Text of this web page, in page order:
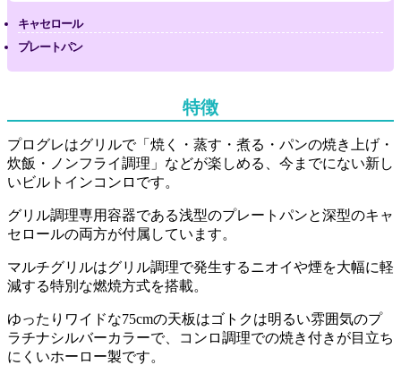
キャセロール
プレートパン
特徴
プログレはグリルで「焼く・蒸す・煮る・パンの焼き上げ・
炊飯・ノンフライ調理」などが楽しめる、今までにない新し
いビルトインコンロです。
グリル調理専用容器である浅型のプレートパンと深型のキャ
セロールの両方が付属しています。
マルチグリルはグリル調理で発生するニオイや煙を大幅に軽
減する特別な燃焼方式を搭載。
ゆったりワイドな75cmの天板はゴトクは明るい雰囲気のプ
ラチナシルバーカラーで、コンロ調理での焼き付きが目立ち
にくいホーロー製です。